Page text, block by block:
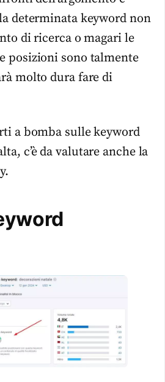
determinata keyword non
di ricerca o magari le
posizioni sono talmente
molto dura fare di
a bomba sulle keyword
c’è da valutare anche la